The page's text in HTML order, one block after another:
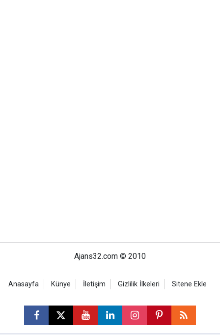
Ajans32.com © 2010
Anasayfa Künye İletişim Gizlilik İlkeleri Sitene Ekle